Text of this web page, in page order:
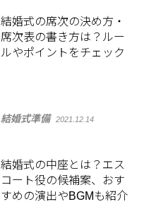
結婚式の席次の決め方・
席次表の書き方は？ルー
ルやポイントをチェック
結婚式準備 2021.12.14
結婚式の中座とは？エス
コート役の候補案、おす
すめの演出やBGMも紹介